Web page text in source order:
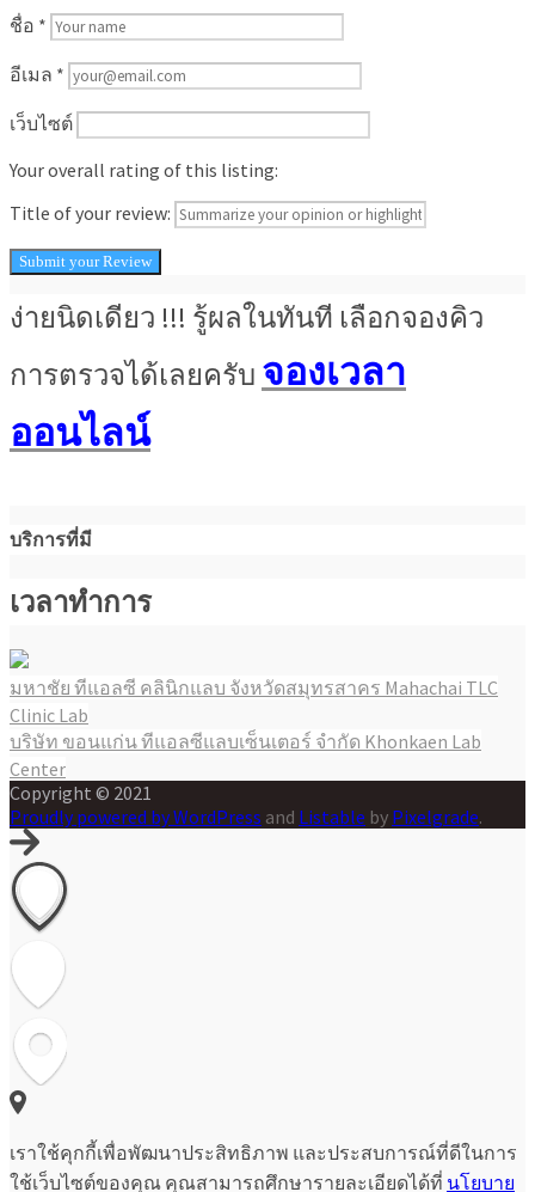
ชื่อ *
อีเมล *
เว็บไซต์
Your overall rating of this listing:
Title of your review:
ง่ายนิดเดียว !!! รู้ผลในทันที เลือกจองคิว
การตรวจได้เลยครับ จองเวลา
ออนไลน์
บริการที่มี
เวลาทำการ
แนะแนว
เรื่อง
มหาชัย ทีแอลซี คลินิกแลบ จังหวัดสมุทรสาคร Mahachai TLC
Clinic Lab
บริษัท ขอนแก่น ทีแอลซีแลบเซ็นเตอร์ จำกัด Khonkaen Lab
Center
Copyright © 2021
Proudly powered by WordPress and Listable by Pixelgrade.
เราใช้คุกกี้เพื่อพัฒนาประสิทธิภาพ และประสบการณ์ที่ดีในการ
ใช้เว็บไซต์ของคุณ คุณสามารถศึกษารายละเอียดได้ที่ นโยบาย